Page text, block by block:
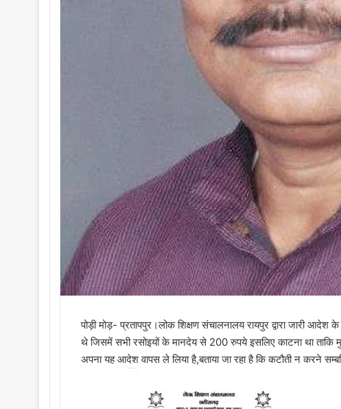
पोड़ी मोड़- प्रतापपुर।लोक शिक्षण संचालनालय रायपुर द्वारा जारी
थे जिसमें सभी रसोइयों के मानदेय से 200 रुपये इसलिए काटना था
अपना यह आदेश वापस ले लिया है,बताया जा रहा है कि कटौती न करने